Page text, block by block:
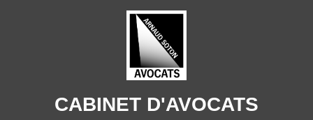
CABINET D'AVOCATS